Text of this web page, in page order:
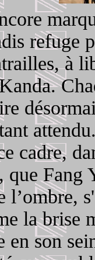
refuge
à
cadre,
que Fang
l’ombre,
la brise
en son